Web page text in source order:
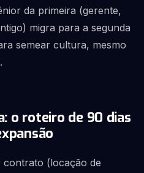
da primeira (gerente,
migra para a segunda
semear cultura, mesmo
o roteiro de 90 dias
contrato (locação de